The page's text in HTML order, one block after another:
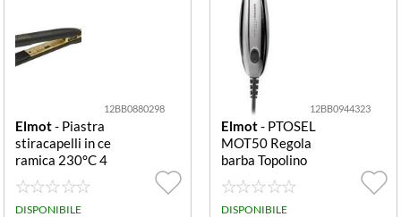
12BB0880298
Elmot- Piastra
stiracapelli in ce
ramica 230°C 4
0W Diamante
DISPONIBILE
12BB0944323
Elmot- PTOSEL
MOT50 Regola
barba Topolino
Cromato 050 To
polino
DISPONIBILE